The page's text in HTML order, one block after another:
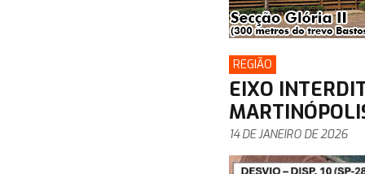
REGIÃO
EIXO
14 DE JANEIRO DE 2026